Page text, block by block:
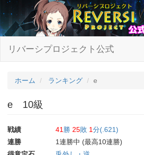
リバーシプロジェクト公式
ホーム ランキング e
e 10級
戦績 41 勝 25敗 1分(.621)
連勝
1連勝中 (最高10連勝)